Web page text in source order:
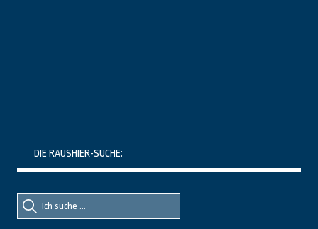
DIE RAUSHIER-SUCHE:
Suche
nach::
Suche
nach: